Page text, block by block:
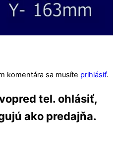
komentára sa musíte prihlásiť.
tel. ohlásiť,
ako predajňa.